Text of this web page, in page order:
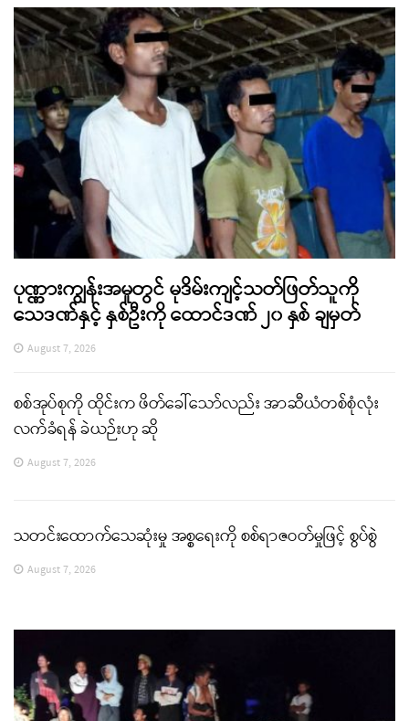
ပုဏ္ဏားကျွန်းအမှုတွင် မုဒိမ်းကျင့်သတ်ဖြတ်သူကို
သေဒဏ်နှင့် နှစ်ဦးကို ထောင်ဒဏ် ၂၀ နှစ် ချမှတ်
August 7, 2026
စစ်အုပ်စုကို ထိုင်းက ဖိတ်ခေါ်သော်လည်း အာဆီယံတစ်စုံလုံး
လက်ခံရန် ခဲယဉ်းဟု ဆို
August 7, 2026
သတင်းထောက်သေဆုံးမှု အစ္စရေးကို စစ်ရာဇဝတ်မှုဖြင့် စွပ်စွဲ
August 7, 2026